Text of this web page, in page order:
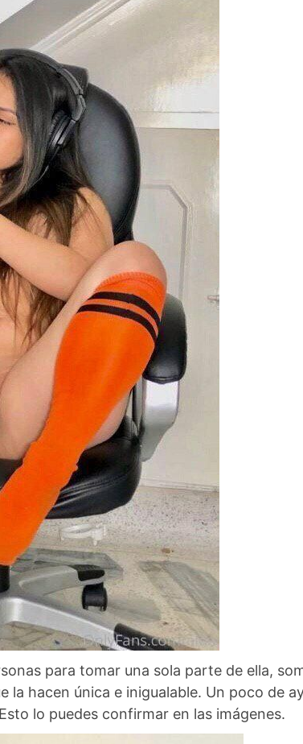
para tomar una sola parte de ella,
la hacen única e inigualable. Un poco de
lo puedes confirmar en las imágenes.